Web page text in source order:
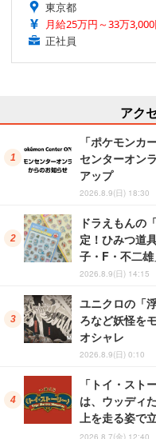
東京都
月給25万円～33万
正社員
アク
「ポケモンカ
センターオン
アップ
2026.8.9(日) 18:30
ドラえもんの
定！ひみつ道
子・F・不二
2026.8.9(日) 14:15
ユニクロの「
ろなど妖怪を
オシャレ
2026.8.9(日) 0:10
「トイ・スト
は、ウッディ
上を走る姿で
2026.8.7(金) 12:40